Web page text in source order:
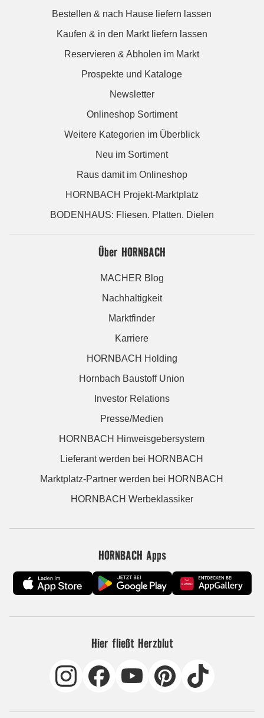
Bestellen & nach Hause liefern lassen
Kaufen & in den Markt liefern lassen
Reservieren & Abholen im Markt
Prospekte und Kataloge
Newsletter
Onlineshop Sortiment
Weitere Kategorien im Überblick
Neu im Sortiment
Raus damit im Onlineshop
HORNBACH Projekt-Marktplatz
BODENHAUS: Fliesen. Platten. Dielen
Über HORNBACH
MACHER Blog
Nachhaltigkeit
Marktfinder
Karriere
HORNBACH Holding
Hornbach Baustoff Union
Investor Relations
Presse/Medien
HORNBACH Hinweisgebersystem
Lieferant werden bei HORNBACH
Marktplatz-Partner werden bei HORNBACH
HORNBACH Werbeklassiker
HORNBACH Apps
Hier fließt Herzblut